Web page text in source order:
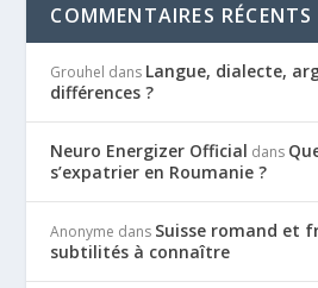
COMMENTAIRES RÉCENTS
Grouhel dans Langue, dialecte,
différences ?
Neuro Energizer Official dans
s’expatrier en Roumanie ?
Anonyme dans Suisse romand et
subtilités à connaître